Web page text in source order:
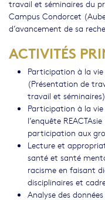
travail et séminaires du
Campus Condorcet
d’avancement de sa
ACTIVITÉS
Participation à la
(Présentation de
travail et séminaires)
Participation à la vie
l’enquête
participation aux
Lecture et
santé et santé
racisme en faisant
disciplinaires et
Analyse des